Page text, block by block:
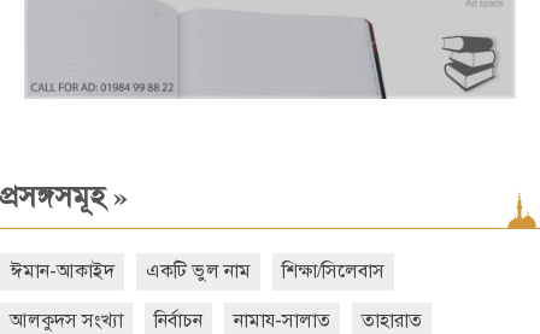
প্রসঙ্গসমূহ»
ঈমান-আকাইদ একটি ভুল নাম শিক্ষা/সিলেবাস
আলকুদস সংখ্যা নির্বাচন নামায-সালাত তাহারাত